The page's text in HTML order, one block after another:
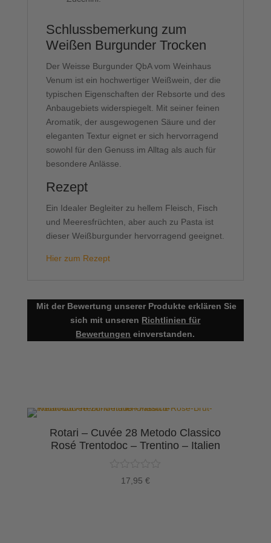
Schlussbemerkung zum
Weißen Burgunder Trocken
Der Weisse Burgunder QbA vom Weinhaus
Venum ist ein hochwertiger Weißwein, der die
typischen Eigenschaften der Rebsorte und des
Anbaugebiets widerspiegelt. Mit seiner feinen
Aromatik, der ausgewogenen Säure und der
eleganten Textur eignet er sich hervorragend
sowohl für den Genuss im Alltag als auch für
besondere Anlässe.
Rezept
Ein Idealer Begleiter zu hellem Fleisch, Fisch
und Meeresfrüchten, aber auch zu Pasta ist
dieser Weißburgunder hervorragend geeignet.
Hier zum Rezept
Mit der Bewertung unserer Produkte erklären Sie
sich mit unseren Richtlinien für
Bewertungen einverstanden.
Rotari – Cuvée 28 Metodo Classico
Rosé Trentodoc – Trentino – Italien
17,95 €